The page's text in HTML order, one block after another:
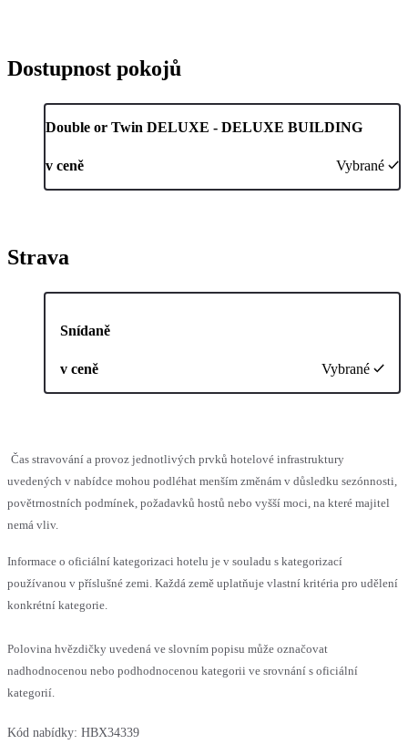
Dostupnost pokojů
Double or Twin DELUXE - DELUXE BUILDING
v ceně Vybrané
Strava
Snídaně
v ceně Vybrané
Čas stravování a provoz jednotlivých prvků hotelové infrastruktury
uvedených v nabídce mohou podléhat menším změnám v důsledku sezónnosti,
povětrnostních podmínek, požadavků hostů nebo vyšší moci, na které majitel
nemá vliv.
Informace o oficiální kategorizaci hotelu je v souladu s kategorizací
používanou v příslušné zemi. Každá země uplatňuje vlastní kritéria pro udělení
konkrétní kategorie.
Polovina hvězdičky uvedená ve slovním popisu může označovat
nadhodnocenou nebo podhodnocenou kategorii ve srovnání s oficiální
kategorií.
Kód nabídky: HBX34339